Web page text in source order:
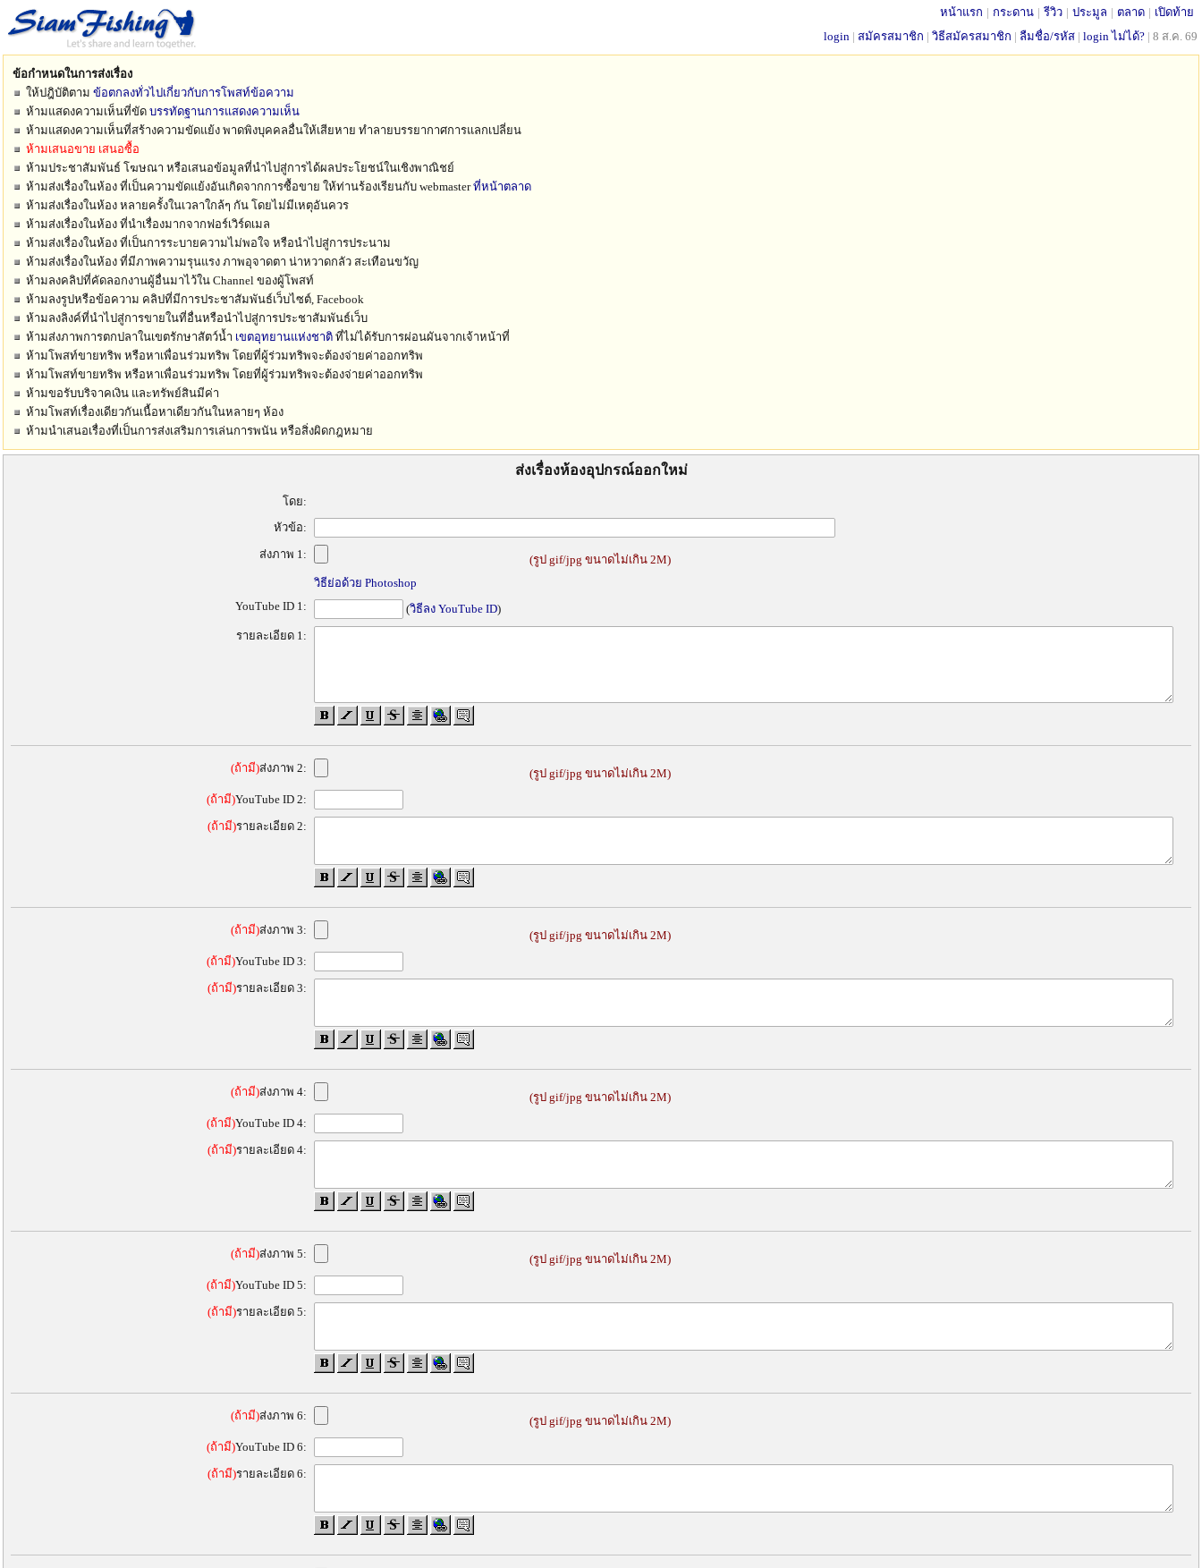
หน้าแรก | กระดาน | รีวิว | ประมูล | ตลาด | เปิดท้าย
login | สมัครสมาชิก | วิธีสมัครสมาชิก | ลืมชื่อ/รหัส | login ไม่ได้? | 8 ส.ค. 69
ข้อกำหนดในการส่งเรื่อง
ให้ปฎิบัติตาม ข้อตกลงทั่วไปเกี่ยวกับการโพสท์ข้อความ
ห้ามแสดงความเห็นที่ขัด บรรทัดฐานการแสดงความเห็น
ห้ามแสดงความเห็นที่สร้างความขัดแย้ง พาดพิงบุคคลอื่นให้เสียหาย ทำลายบรรยากาศการแลกเปลี่ยน
ห้ามเสนอขาย เสนอซื้อ
ห้ามประชาสัมพันธ์ โฆษณา หรือเสนอข้อมูลที่นำไปสู่การได้ผลประโยชน์ในเชิงพาณิชย์
ห้ามส่งเรื่องในห้อง ที่เป็นความขัดแย้งอันเกิดจากการซื้อขาย ให้ท่านร้องเรียนกับ webmasterที่หน้าตลาด
ห้ามส่งเรื่องในห้อง หลายครั้งในเวลาใกล้ๆ กัน โดยไม่มีเหตุอันควร
ห้ามส่งเรื่องในห้อง ที่นำเรื่องมากจากฟอร์เวิร์ดเมล
ห้ามส่งเรื่องในห้อง ที่เป็นการระบายความไม่พอใจ หรือนำไปสู่การประนาม
ห้ามส่งเรื่องในห้อง ที่มีภาพความรุนแรง ภาพอุจาดตา น่าหวาดกลัว สะเทือนขวัญ
ห้ามลงคลิปที่คัดลอกงานผู้อื่นมาไว้ใน Channel ของผู้โพสท์
ห้ามลงรูปหรือข้อความ คลิปที่มีการประชาสัมพันธ์เว็บไซต์, Facebook
ห้ามลงลิงค์ที่นำไปสู่การขายในที่อื่นหรือนำไปสู่การประชาสัมพันธ์เว็บ
ห้ามส่งภาพการตกปลาในเขตรักษาสัตว์น้ำ เขตอุทยานแห่งชาติ ที่ไม่ได้รับการผ่อนผันจากเจ้าหน้าที่
ห้ามโพสท์ขายทริพ หรือหาเพื่อนร่วมทริพ โดยที่ผู้ร่วมทริพจะต้องจ่ายค่าออกทริพ
ห้ามโพสท์ขายทริพ หรือหาเพื่อนร่วมทริพ โดยที่ผู้ร่วมทริพจะต้องจ่ายค่าออกทริพ
ห้ามขอรับบริจาคเงิน และทรัพย์สินมีค่า
ห้ามโพสท์เรื่องเดียวกันเนื้อหาเดียวกันในหลายๆ ห้อง
ห้ามนำเสนอเรื่องที่เป็นการส่งเสริมการเล่นการพนัน หรือสิ่งผิดกฎหมาย
ส่งเรื่องห้องอุปกรณ์ออกใหม่
โดย:
หัวข้อ:
ส่งภาพ 1:
(รูป gif/jpg ขนาดไม่เกิน 2M)
วิธีย่อด้วย Photoshop
YouTube ID 1:
(วิธีลง YouTube ID)
รายละเอียด 1:
(ถ้ามี)ส่งภาพ 2:
(รูป gif/jpg ขนาดไม่เกิน 2M)
(ถ้ามี)YouTube ID 2:
(ถ้ามี)รายละเอียด 2:
(ถ้ามี)ส่งภาพ 3:
(รูป gif/jpg ขนาดไม่เกิน 2M)
(ถ้ามี)YouTube ID 3:
(ถ้ามี)รายละเอียด 3:
(ถ้ามี)ส่งภาพ 4:
(รูป gif/jpg ขนาดไม่เกิน 2M)
(ถ้ามี)YouTube ID 4:
(ถ้ามี)รายละเอียด 4:
(ถ้ามี)ส่งภาพ 5:
(รูป gif/jpg ขนาดไม่เกิน 2M)
(ถ้ามี)YouTube ID 5:
(ถ้ามี)รายละเอียด 5:
(ถ้ามี)ส่งภาพ 6:
(รูป gif/jpg ขนาดไม่เกิน 2M)
(ถ้ามี)YouTube ID 6:
(ถ้ามี)รายละเอียด 6: